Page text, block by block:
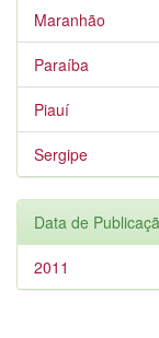
Maranhão
Paraíba
Piauí
Sergipe
Data de
2011